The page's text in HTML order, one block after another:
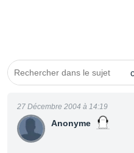
Anonyme
27 Décembre 2004 à 14:19